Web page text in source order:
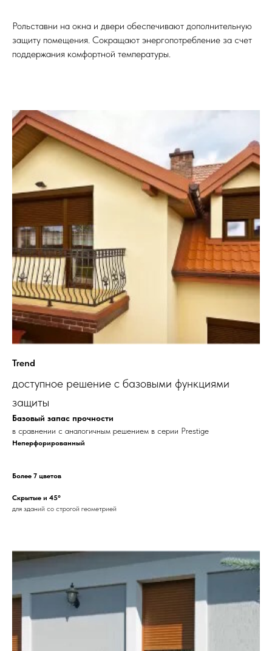
Рольставни на окна и двери обеспечивают дополнительную
защиту помещения. Сокращают энергопотребление за счет
поддержания комфортной температуры.
Trend
доступное решение с базовыми функциями
защиты
Базовый запас прочности
в сравнении с аналогичным решением в серии Prestige
Неперфорированный
Более 7 цветов
Скрытые и 45°
для зданий со строгой геометрией